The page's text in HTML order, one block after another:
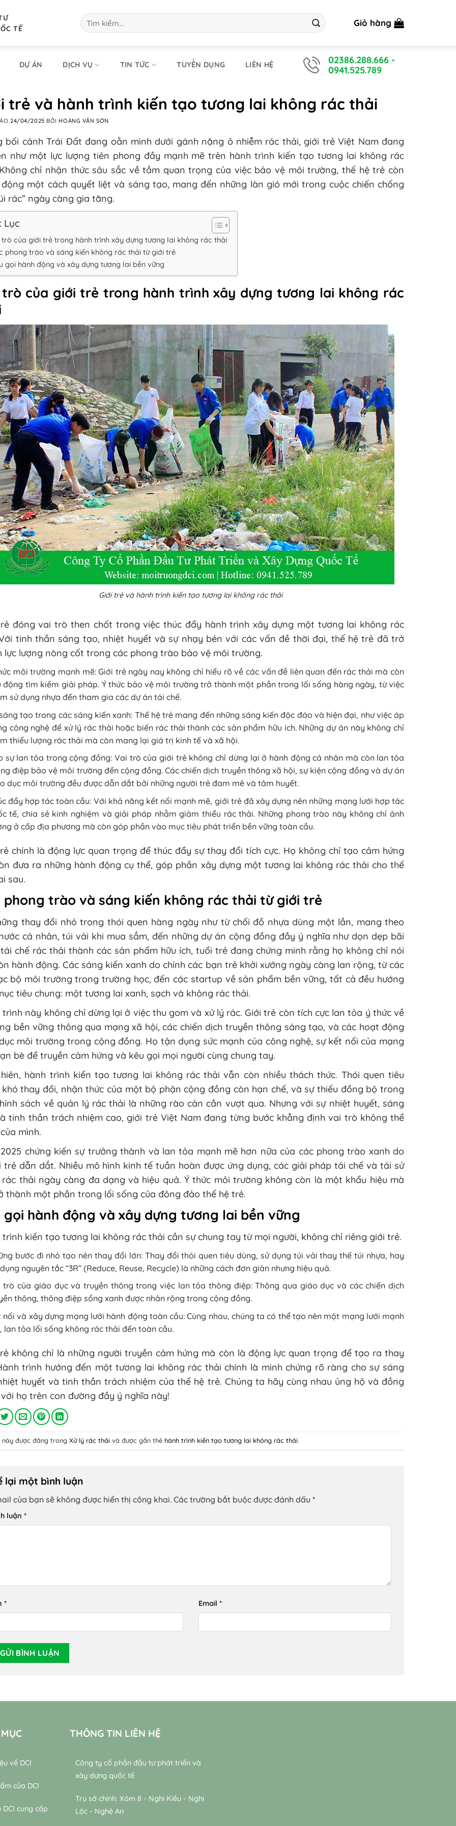
TẾ
Tìm
kiếm:
Giỏ hàng
DỰ ÁN DỊCH VỤ TIN TỨC TUYỂN DỤNG LIÊN HỆ 02386.288.666 -
0941.525.789
trẻ và hành trình kiến tạo tương lai không rác thải
24/04/2025 BỞI HOÀNG VĂN SƠN
bối cảnh Trái Đất đang oằn mình dưới gánh nặng ô nhiễm rác thải, giới trẻ Việt Nam đang
như một lực lượng tiên phong đầy mạnh mẽ trên hành trình kiến tạo tương lai không rác
chỉ nhận thức sâu sắc về tầm quan trọng của việc bảo vệ môi trường, thế hệ trẻ còn
động một cách quyết liệt và sáng tạo, mang đến những làn gió mới trong cuộc chiến chống
rác” ngày càng gia tăng.
Lục
trò của giới trẻ trong hành trình xây dựng tương lai không rác thải
phong trào và sáng kiến không rác thải từ giới trẻ
gọi hành động và xây dựng tương lai bền vững
của giới trẻ trong hành trình xây dựng tương lai không rác
Giới trẻ và hành trình kiến tạo tương lai không rác thải
đóng vai trò then chốt trong việc thúc đẩy hành trình xây dựng một tương lai không rác
tinh thần sáng tạo, nhiệt huyết và sự nhạy bén với các vấn đề thời đại, thế hệ trẻ đã trở
lực lượng nòng cốt trong các phong trào bảo vệ môi trường.
môi trường mạnh mẽ: Giới trẻ ngày nay không chỉ hiểu rõ về các vấn đề liên quan đến rác thải mà còn
động tìm kiếm giải pháp. Ý thức bảo vệ môi trường trở thành một phần trong lối sống hàng ngày, từ việc
sử dụng nhựa đến tham gia các dự án tái chế.
tạo trong các sáng kiến xanh: Thế hệ trẻ mang đến những sáng kiến độc đáo và hiện đại, như việc áp
công nghệ để xử lý rác thải hoặc biến rác thải thành các sản phẩm hữu ích. Những dự án này không chỉ
thiểu lượng rác thải mà còn mang lại giá trị kinh tế và xã hội.
sự lan tỏa trong cộng đồng: Vai trò của giới trẻ không chỉ dừng lại ở hành động cá nhân mà còn lan tỏa
điệp bảo vệ môi trường đến cộng đồng. Các chiến dịch truyền thông xã hội, sự kiện cộng đồng và dự án
dục môi trường đều được dẫn dắt bởi những người trẻ đam mê và tâm huyết.
đẩy hợp tác toàn cầu: Với khả năng kết nối mạnh mẽ, giới trẻ đã xây dựng nên những mạng lưới hợp tác
tế, chia sẻ kinh nghiệm và giải pháp nhằm giảm thiểu rác thải. Những phong trào này không chỉ ảnh
ở cấp địa phương mà còn góp phần vào mục tiêu phát triển bền vững toàn cầu.
chính là động lực quan trọng để thúc đẩy sự thay đổi tích cực. Họ không chỉ tạo cảm hứng
đưa ra những hành động cụ thể, góp phần xây dựng một tương lai không rác thải cho thế
sau.
phong trào và sáng kiến không rác thải từ giới trẻ
thay đổi nhỏ trong thói quen hàng ngày như từ chối đồ nhựa dùng một lần, mang theo
cá nhân, túi vải khi mua sắm, đến những dự án cộng đồng đầy ý nghĩa như dọn dẹp bãi
chế rác thải thành các sản phẩm hữu ích, tuổi trẻ đang chứng minh rằng họ không chỉ nói
hành động. Các sáng kiến xanh do chính các bạn trẻ khởi xướng ngày càng lan rộng, từ các
bộ môi trường trong trường học, đến các startup về sản phẩm bền vững, tất cả đều hướng
tiêu chung: một tương lai xanh, sạch và không rác thải.
trình này không chỉ dừng lại ở việc thu gom và xử lý rác. Giới trẻ còn tích cực lan tỏa ý thức về
bền vững thông qua mạng xã hội, các chiến dịch truyền thông sáng tạo, và các hoạt động
môi trường trong cộng đồng. Họ tận dụng sức mạnh của công nghệ, sự kết nối của mạng
bè để truyền cảm hứng và kêu gọi mọi người cùng chung tay.
hành trình kiến tạo tương lai không rác thải vẫn còn nhiều thách thức. Thói quen tiêu
thay đổi, nhận thức của một bộ phận cộng đồng còn hạn chế, và sự thiếu đồng bộ trong
sách về quản lý rác thải là những rào cản cần vượt qua. Nhưng với sự nhiệt huyết, sáng
tinh thần trách nhiệm cao, giới trẻ Việt Nam đang từng bước khẳng định vai trò không thể
mình.
chứng kiến sự trưởng thành và lan tỏa mạnh mẽ hơn nữa của các phong trào xanh do
trẻ dẫn dắt. Nhiều mô hình kinh tế tuần hoàn được ứng dụng, các giải pháp tái chế và tái sử
thải ngày càng đa dạng và hiệu quả. Ý thức môi trường không còn là một khẩu hiệu mà
thành một phần trong lối sống của đông đảo thế hệ trẻ.
gọi hành động và xây dựng tương lai bền vững
trình kiến tạo tương lai không rác thải cần sự chung tay từ mọi người, không chỉ riêng giới trẻ.
bước đi nhỏ tạo nên thay đổi lớn: Thay đổi thói quen tiêu dùng, sử dụng túi vải thay thế túi nhựa, hay
nguyên tắc “3R” (Reduce, Reuse, Recycle) là những cách đơn giản nhưng hiệu quả.
trò của giáo dục và truyền thông trong việc lan tỏa thông điệp: Thông qua giáo dục và các chiến dịch
thông, thông điệp sống xanh được nhân rộng trong cộng đồng.
nối và xây dựng mạng lưới hành động toàn cầu: Cùng nhau, chúng ta có thể tạo nên một mạng lưới mạnh
lan tỏa lối sống không rác thải đến toàn cầu.
không chỉ là những người truyền cảm hứng mà còn là động lực quan trọng để tạo ra thay
trình hướng đến một tương lai không rác thải chính là minh chứng rõ ràng cho sự sáng
huyết và tinh thần trách nhiệm của thế hệ trẻ. Chúng ta hãy cùng nhau ủng hộ và đồng
họ trên con đường đầy ý nghĩa này!
này được đăng trong Xử lý rác thải và được gắn thẻ hành trình kiến tạo tương lai không rác thải.
lại một bình luận
của bạn sẽ không được hiển thị công khai. Các trường bắt buộc được đánh dấu *
luận *
* Email *
về DCI
của DCI
DCI cung cấp
THÔNG TIN LIÊN HỆ
Công ty cổ phần đầu tư phát triển và
xây dựng quốc tế
Trụ sở chính: Xóm 8 - Nghi Kiều - Nghi
Lộc - Nghệ An